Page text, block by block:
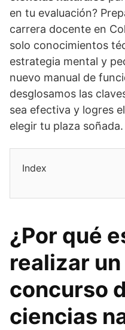
en tu evaluación?
carrera docente en
solo conocimientos
estrategia mental y
nuevo manual de
desglosamos las
sea efectiva y logres
elegir tu plaza soñada.
Index
¿Por qué
realizar
concurso
ciencias